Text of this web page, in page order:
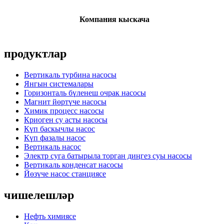
Компания кыскача
продуктлар
Вертикаль турбина насосы
Янгын системалары
Горизонталь бүленеш очрак насосы
Магнит йөртүче насосы
Химик процесс насосы
Криоген су асты насосы
Күп баскычлы насос
Күп фазалы насос
Вертикаль насос
Электр суга батырыла торган диңгез суы насосы
Вертикаль конденсат насосы
Йөзүче насос станциясе
чишелешләр
Нефть химиясе